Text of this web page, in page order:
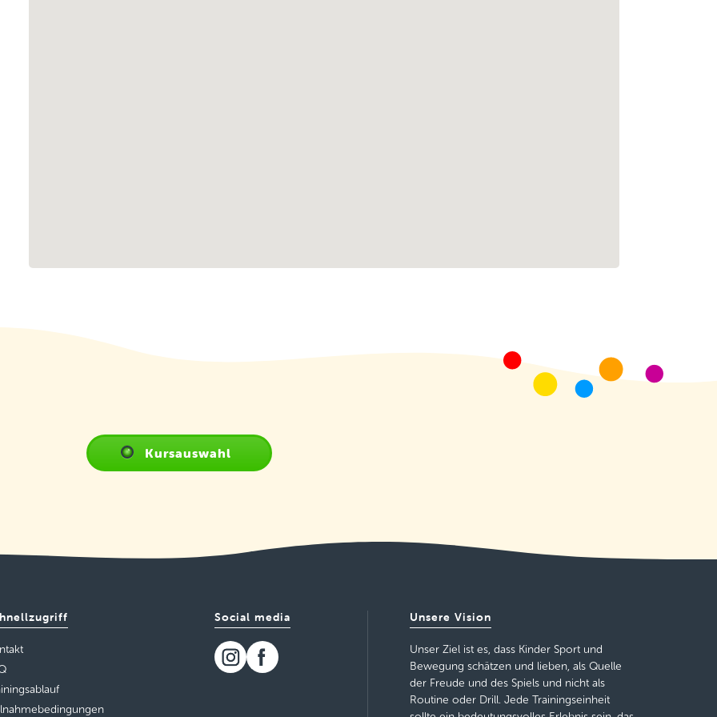
Kursauswahl
Social media Unsere Vision
Unser Ziel ist es, dass Kinder Sport und
Bewegung schätzen und lieben, als Quelle
der Freude und des Spiels und nicht als
Routine oder Drill. Jede Trainingseinheit